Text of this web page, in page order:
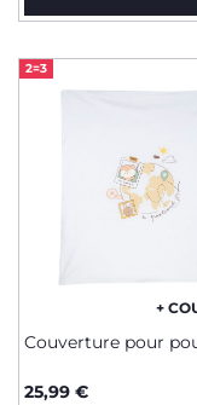
2=3
+
Couverture pour
25,99 €